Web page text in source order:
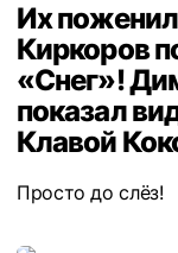
Их
Киркоров
«Снег»!
показал
Клавой
Просто до слёз!